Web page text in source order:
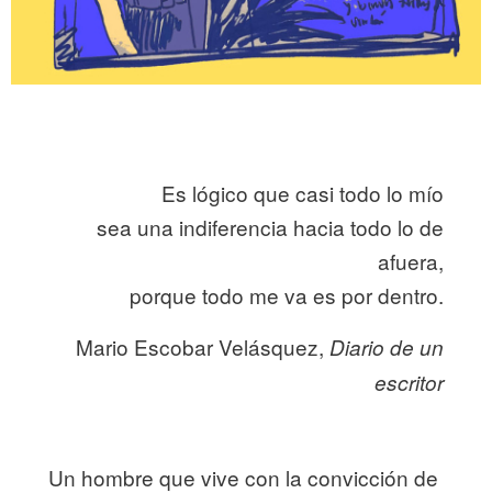
Es lógico que casi todo lo mío
sea una indiferencia hacia todo lo de
afuera,
porque todo me va es por dentro.
Mario Escobar Velásquez, Diario de un
escritor
Un hombre que vive con la convicción de